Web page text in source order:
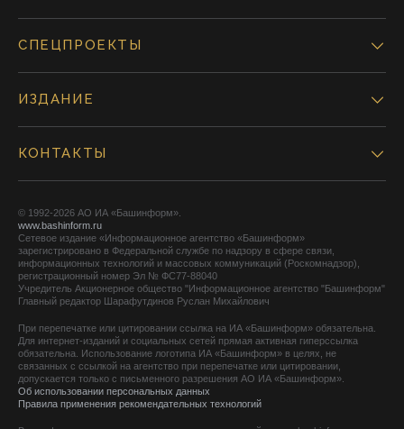
СПЕЦПРОЕКТЫ
ИЗДАНИЕ
КОНТАКТЫ
© 1992-2026 АО ИА «Башинформ».
www.bashinform.ru
Сетевое издание «Информационное агентство «Башинформ»
зарегистрировано в Федеральной службе по надзору в сфере связи,
информационных технологий и массовых коммуникаций (Роскомнадзор),
регистрационный номер Эл № ФС77-88040
Учредитель Акционерное общество "Информационное агентство "Башинформ"
Главный редактор Шарафутдинов Руслан Михайлович
При перепечатке или цитировании ссылка на ИА «Башинформ» обязательна.
Для интернет-изданий и социальных сетей прямая активная гиперссылка
обязательна. Использование логотипа ИА «Башинформ» в целях, не
связанных с ссылкой на агентство при перепечатке или цитировании,
допускается только с письменного разрешения АО ИА «Башинформ».
Об использовании персональных данных
Правила применения рекомендательных технологий